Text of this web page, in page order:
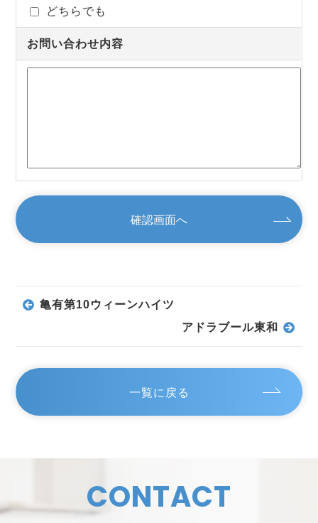
どちらでも
お問い合わせ内容
亀有第10ウィーンハイツ
アドラブール東和
一覧に戻る
CONTACT